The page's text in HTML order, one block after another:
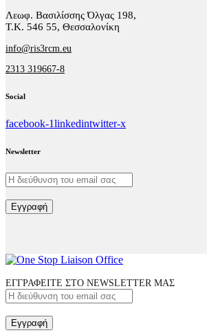
Λεωφ. Βασιλίσσης Όλγας 198,
Τ.Κ. 546 55, Θεσσαλονίκη
info@ris3rcm.eu
2313 319667-8
Social
facebook-1linkedintwitter-x
Newsletter
Εγγραφή
ΕΓΓΡΑΦΕΙΤΕ ΣΤΟ NEWSLETTER ΜΑΣ
Εγγραφή